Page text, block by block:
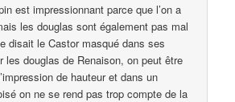
est impressionnant parce que l’on a
les douglas sont également pas mal
disait le Castor masqué dans ses
les douglas de Renaison, on peut être
de hauteur et dans un
on ne se rend pas trop compte de la